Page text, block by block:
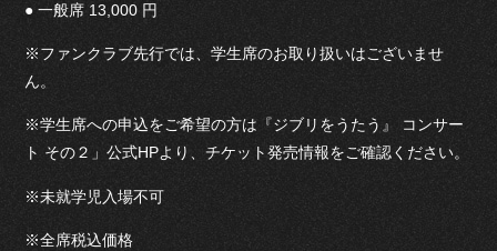
● 一般席 13,000 円
※ファンクラブ先行では、学生席のお取り扱いはございませ
ん。
※学生席への申込をご希望の方は『ジブリをうたう』 コンサー
ト その２」公式HPより、チケット発売情報をご確認ください。
※未就学児入場不可
※全席税込価格